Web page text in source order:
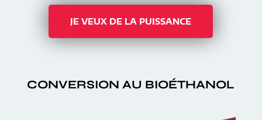
JE VEUX DE LA PUISSANCE
CONVERSION AU BIOÉTHANOL